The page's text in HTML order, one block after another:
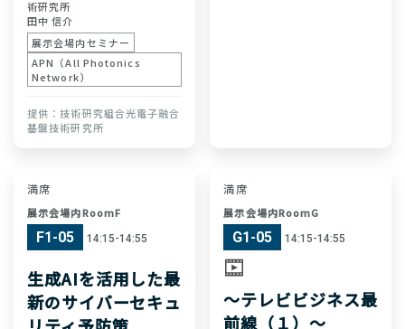
術研究所
田中 信介
展示会場内セミナー
APN（All Photonics
Network）
技術研究組合光電子融合
基盤技術研究所
満席
展示会場内RoomF
F1-05 14:15-14:55
生成AIを活用した最
新のサイバーセキュ
満席
展示会場内RoomG
G1-05 14:15-14:55
〜テレビビジネス最
前線（１）〜